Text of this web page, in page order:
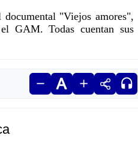
"Viejos amores",
GAM. Todas cuentan sus